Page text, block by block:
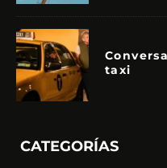
taxi
CATEGORÍAS